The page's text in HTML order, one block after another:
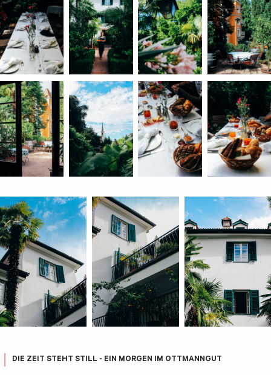
DIE ZEIT STEHT STILL - EIN MORGEN IM OTTMANNGUT